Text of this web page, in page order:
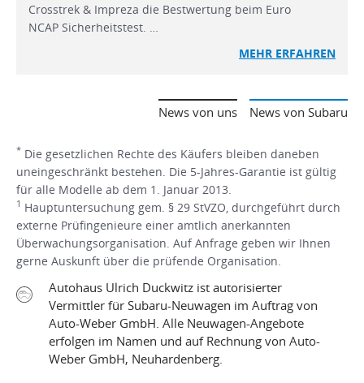
Crosstrek & Impreza die Bestwertung beim Euro
NCAP Sicherheitstest. …
MEHR ERFAHREN
News von Subaru
News von uns
* Die gesetzlichen Rechte des Käufers bleiben daneben
uneingeschränkt bestehen. Die 5-Jahres-Garantie ist gültig
für alle Modelle ab dem 1. Januar 2013.
1 Hauptuntersuchung gem. § 29 StVZO, durchgeführt durch
externe Prüfingenieure einer amtlich anerkannten
Überwachungsorganisation. Auf Anfrage geben wir Ihnen
gerne Auskunft über die prüfende Organisation.
Autohaus Ulrich Duckwitz ist autorisierter
Vermittler für Subaru-Neuwagen im Auftrag von
Auto-Weber GmbH. Alle Neuwagen-Angebote
erfolgen im Namen und auf Rechnung von Auto-
Weber GmbH, Neuhardenberg.